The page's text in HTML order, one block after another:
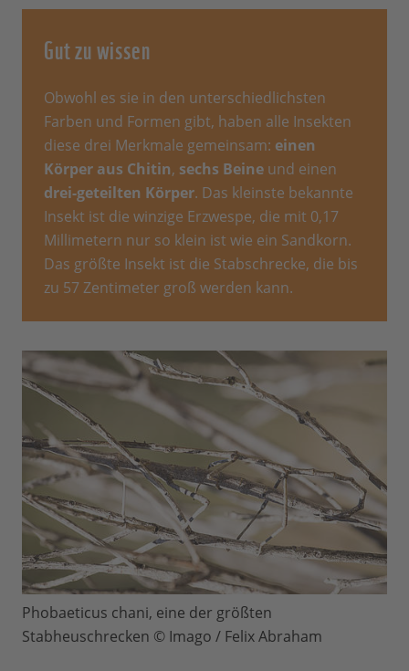
Gut zu wissen
Obwohl es sie in den unterschiedlichsten
Farben und Formen gibt, haben alle Insekten
diese drei Merkmale gemeinsam: einen
Körper aus Chitin, sechs Beine und einen
drei-geteilten Körper. Das kleinste bekannte
Insekt ist die winzige Erzwespe, die mit 0,17
Millimetern nur so klein ist wie ein Sandkorn.
Das größte Insekt ist die Stabschrecke, die bis
zu 57 Zentimeter groß werden kann.
Phobaeticus chani, eine der größten
Stabheuschrecken © Imago / Felix Abraham